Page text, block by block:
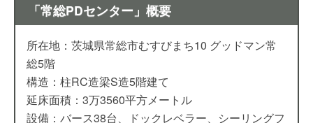
「常総PDセンター」概要
所在地：茨城県常総市むすびまち10 グッドマン常
総5階
構造：柱RC造梁S造5階建て
延床面積：3万3560平方メートル
設備：バース38台、ドックレベラー、シーリングフ